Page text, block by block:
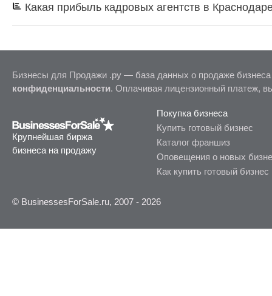
Какая прибыль кадровых агентств в
Бизнесы для Продажи .ру — база данных о продаже
конфиденциальности. Оплачивая лицензионный платеж,
Крупнейшая биржа
бизнеса на продажу
Покупка бизнеса
Купить готовый бизнес
Каталог франшиз
Оповещения о новых
Как купить готовый бизнес
© BusinessesForSale.ru, 2007 - 2026